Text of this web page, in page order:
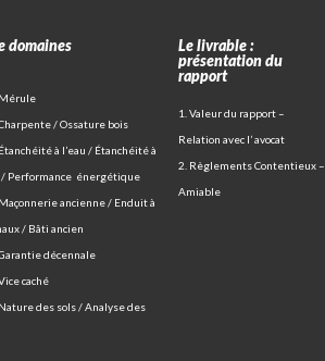
domaines
/ Ossature bois
à l’eau / Étanchéité à
/ Performance énergétique
ancienne / Enduit à
/ Bâti ancien
décennale
caché
des sols / Analyse des
Le livrable :
présentation du
rapport
1. Valeur du rapport –
Relation avec l’ avocat
2. Règlements Contentieux –
Amiable